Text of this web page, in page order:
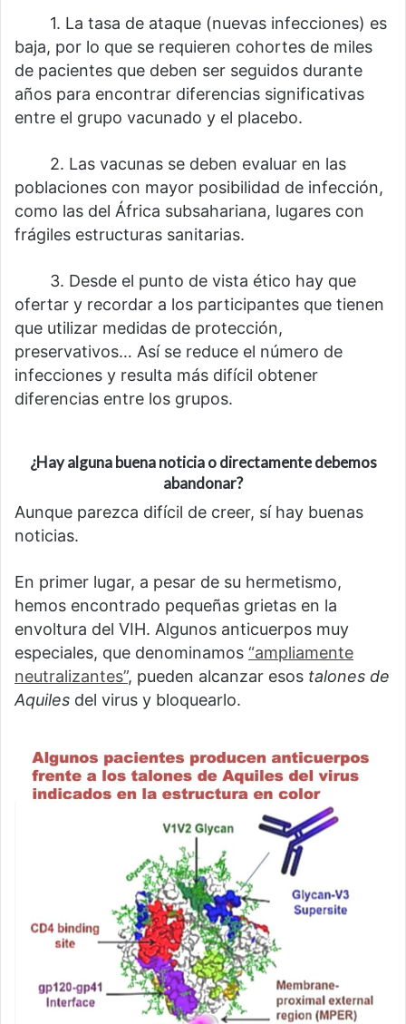
⠀⠀⠀1. La tasa de ataque (nuevas infecciones) es
baja, por lo que se requieren cohortes de miles
de pacientes que deben ser seguidos durante
años para encontrar diferencias significativas
entre el grupo vacunado y el placebo.
⠀⠀⠀2. Las vacunas se deben evaluar en las
poblaciones con mayor posibilidad de infección,
como las del África subsahariana, lugares con
frágiles estructuras sanitarias.
⠀⠀⠀3. Desde el punto de vista ético hay que
ofertar y recordar a los participantes que tienen
que utilizar medidas de protección,
preservativos… Así se reduce el número de
infecciones y resulta más difícil obtener
diferencias entre los grupos.
¿Hay alguna buena noticia o directamente debemos
abandonar?
Aunque parezca difícil de creer, sí hay buenas
noticias.
En primer lugar, a pesar de su hermetismo,
hemos encontrado pequeñas grietas en la
envoltura del VIH. Algunos anticuerpos muy
especiales, que denominamos “ampliamente
neutralizantes”, pueden alcanzar esos talones de
Aquiles del virus y bloquearlo.